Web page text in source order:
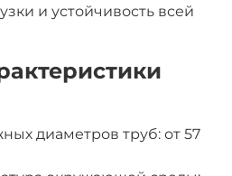
и устойчивость всей
диаметров труб: от 57